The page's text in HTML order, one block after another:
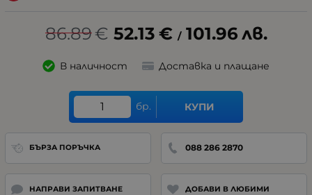
86.89€ 52.13 € / 101.96 лв.
В наличност Доставка и плащане
бр. КУПИ
БЪРЗА ПОРЪЧКА 088 286 2870
НАПРАВИ ЗАПИТВАНЕ ДОБАВИ В ЛЮБИМИ